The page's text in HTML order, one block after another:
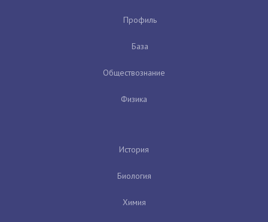
Профиль
База
Обществознание
Физика
История
Биология
Химия